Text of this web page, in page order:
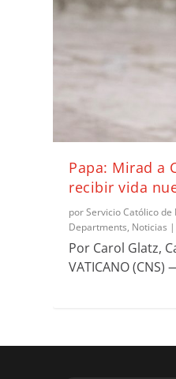
Papa: Mirad a
recibir vida
porServicio Católico de
Departments, Noticias
Por Carol Glatz,
VATICANO